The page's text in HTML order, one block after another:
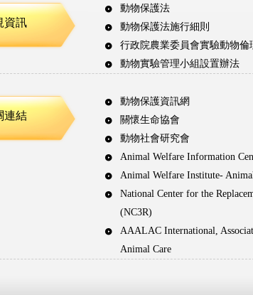
資訊
動物保護法
動物保護法施行細則
行政院農業委員會實驗動物倫
動物實驗管理小組設置辦法
連結
動物保護資訊網
關懷生命協會
動物社會研究會
Animal Welfare Information
Animal Welfare Institute-
National Center for the
(NC3R)
AAALAC International,
Animal Care